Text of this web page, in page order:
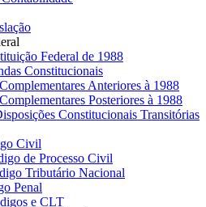
Federal de 1988
Constitucionais
Anteriores à 1988
Posteriores à 1988
Constitucionais Transitórias
Civil
de Processo Civil
Tributário Nacional
Penal
e CLT